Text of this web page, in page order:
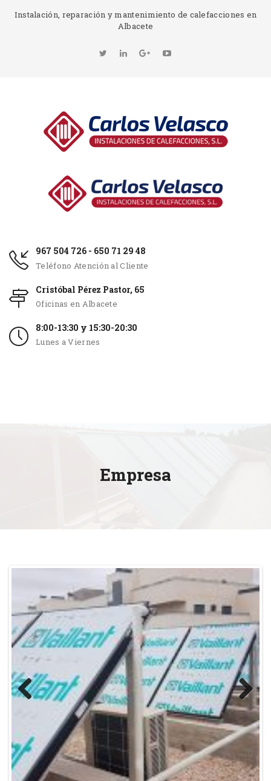
Instalación, reparación y mantenimiento de calefacciones en
Albacete
967 504 726 - 650 71 29 48
Teléfono Atención al Cliente
Cristóbal Pérez Pastor, 65
Oficinas en Albacete
8:00-13:30 y 15:30-20:30
Lunes a Viernes
Empresa
Next